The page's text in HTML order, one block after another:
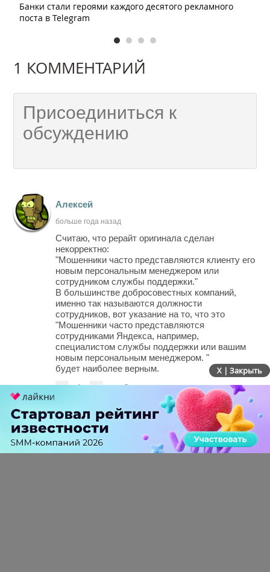
Банки стали героями каждого десятого рекламного
поста в Telegram
1 КОММЕНТАРИЙ
Алексей
больше года назад
Считаю, что рерайт оригинала сделан
некорректно:
"Мошенники часто представляются клиенту его
новым персональным менеджером или
сотрудником службы поддержки."
В большинстве добросовестных компаний,
именно так называются должности
сотрудников, вот указание на то, что это
"Мошенники часто представляются
сотрудниками Яндекса, например,
специалистом службы поддержки или вашим
новым персональным менеджером. "
будет наиболее верным.
- 1 + Ответить
X | Закрыть